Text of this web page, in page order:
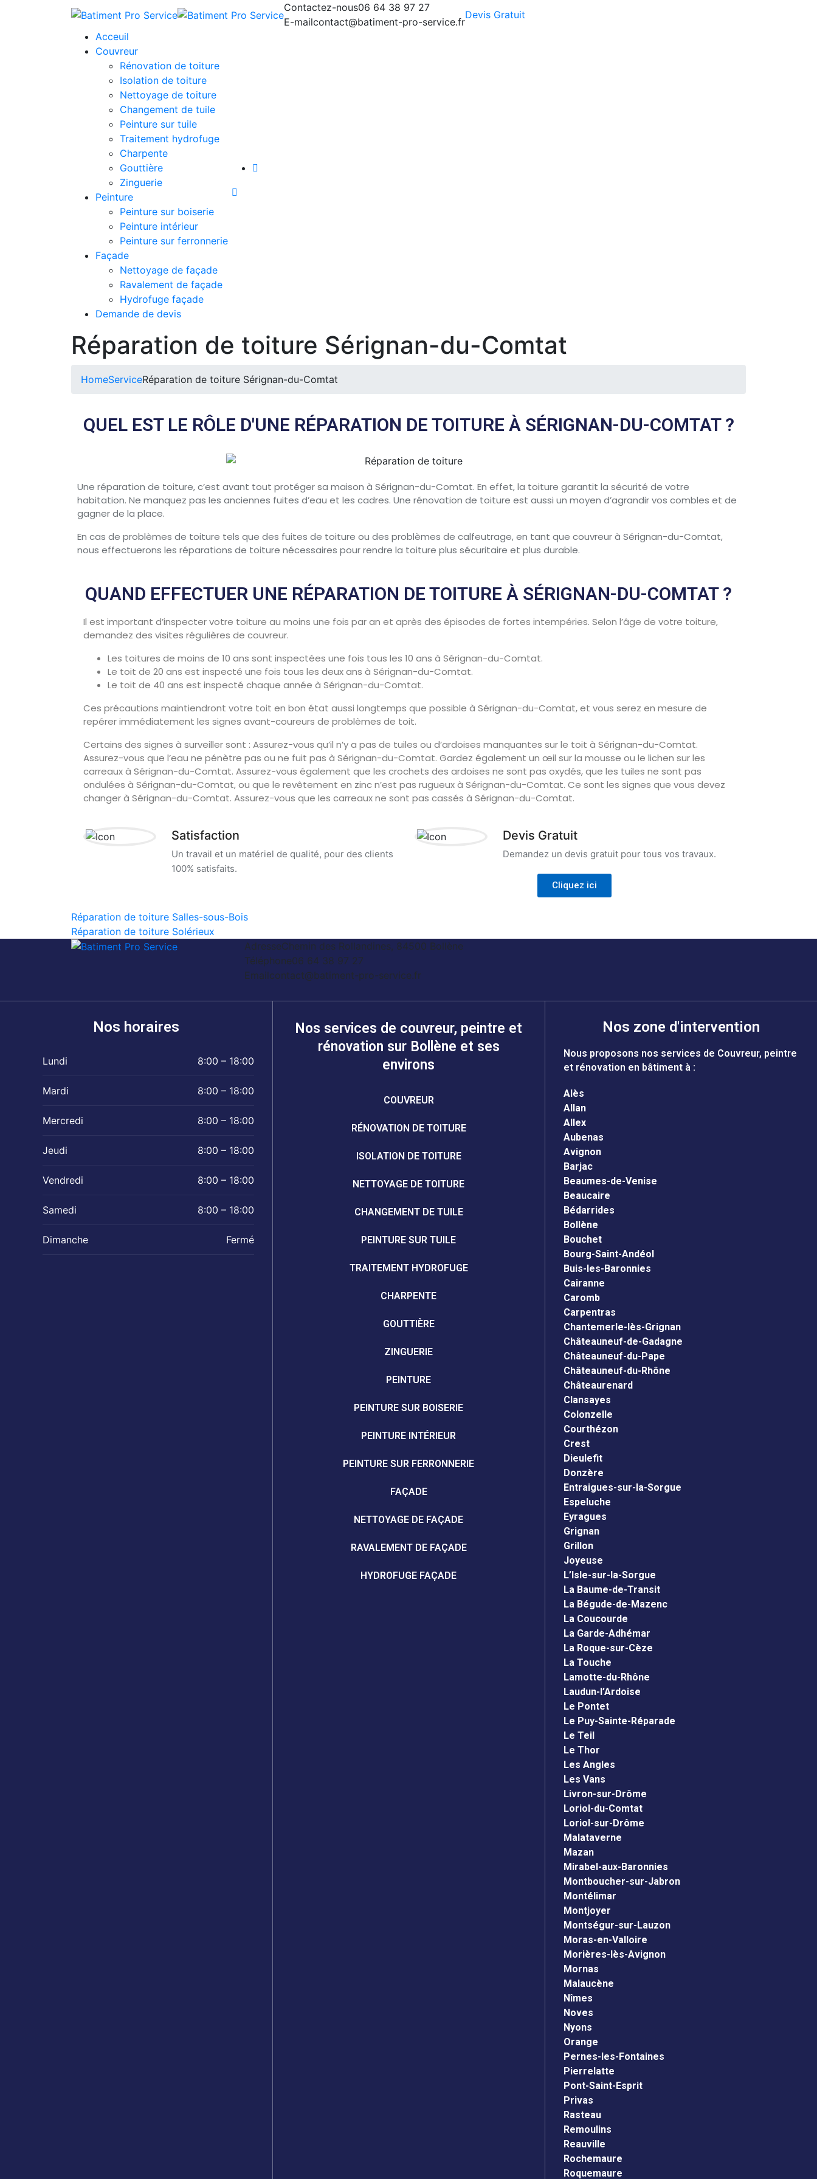
Contactez-nous06 64 38 97 27
E-mailcontact@batiment-pro-service.fr
Devis Gratuit
Acceuil
Couvreur
Rénovation de toiture
Isolation de toiture
Nettoyage de toiture
Changement de tuile
Peinture sur tuile
Traitement hydrofuge
Charpente
Gouttière
Zinguerie
Peinture
Peinture sur boiserie
Peinture intérieur
Peinture sur ferronnerie
Façade
Nettoyage de façade
Ravalement de façade
Hydrofuge façade
Demande de devis
Réparation de toiture Sérignan-du-Comtat
HomeServiceRéparation de toiture Sérignan-du-Comtat
QUEL EST LE RÔLE D'UNE RÉPARATION DE TOITURE À SÉRIGNAN-DU-COMTAT ?
Une réparation de toiture, c’est avant tout protéger sa maison à Sérignan-du-Comtat. En effet, la toiture garantit la sécurité de votre
habitation. Ne manquez pas les anciennes fuites d’eau et les cadres. Une rénovation de toiture est aussi un moyen d’agrandir vos combles et de
gagner de la place.
En cas de problèmes de toiture tels que des fuites de toiture ou des problèmes de calfeutrage, en tant que couvreur à Sérignan-du-Comtat,
nous effectuerons les réparations de toiture nécessaires pour rendre la toiture plus sécuritaire et plus durable.
QUAND EFFECTUER UNE RÉPARATION DE TOITURE À SÉRIGNAN-DU-COMTAT ?
Il est important d’inspecter votre toiture au moins une fois par an et après des épisodes de fortes intempéries. Selon l’âge de votre toiture,
demandez des visites régulières de couvreur.
Les toitures de moins de 10 ans sont inspectées une fois tous les 10 ans à Sérignan-du-Comtat.
Le toit de 20 ans est inspecté une fois tous les deux ans à Sérignan-du-Comtat.
Le toit de 40 ans est inspecté chaque année à Sérignan-du-Comtat.
Ces précautions maintiendront votre toit en bon état aussi longtemps que possible à Sérignan-du-Comtat, et vous serez en mesure de
repérer immédiatement les signes avant-coureurs de problèmes de toit.
Certains des signes à surveiller sont : Assurez-vous qu’il n’y a pas de tuiles ou d’ardoises manquantes sur le toit à Sérignan-du-Comtat.
Assurez-vous que l’eau ne pénètre pas ou ne fuit pas à Sérignan-du-Comtat. Gardez également un œil sur la mousse ou le lichen sur les
carreaux à Sérignan-du-Comtat. Assurez-vous également que les crochets des ardoises ne sont pas oxydés, que les tuiles ne sont pas
ondulées à Sérignan-du-Comtat, ou que le revêtement en zinc n’est pas rugueux à Sérignan-du-Comtat. Ce sont les signes que vous devez
changer à Sérignan-du-Comtat. Assurez-vous que les carreaux ne sont pas cassés à Sérignan-du-Comtat.
Satisfaction
Un travail et un matériel de qualité, pour des clients
100% satisfaits.
Devis Gratuit
Demandez un devis gratuit pour tous vos travaux.
Cliquez ici
Réparation de toiture Salles-sous-Bois
Réparation de toiture Solérieux
AdresseChemin des Rollandines, 84500 Bollène
Téléphone06 64 38 97 27
Emailcontact@batiment-pro-service.fr
Nos horaires
Lundi 8:00 – 18:00
Mardi 8:00 – 18:00
Mercredi 8:00 – 18:00
Jeudi 8:00 – 18:00
Vendredi 8:00 – 18:00
Samedi 8:00 – 18:00
Dimanche Fermé
Nos services de couvreur, peintre et
rénovation sur Bollène et ses
environs
COUVREUR
RÉNOVATION DE TOITURE
ISOLATION DE TOITURE
NETTOYAGE DE TOITURE
CHANGEMENT DE TUILE
PEINTURE SUR TUILE
TRAITEMENT HYDROFUGE
CHARPENTE
GOUTTIÈRE
ZINGUERIE
PEINTURE
PEINTURE SUR BOISERIE
PEINTURE INTÉRIEUR
PEINTURE SUR FERRONNERIE
FAÇADE
NETTOYAGE DE FAÇADE
RAVALEMENT DE FAÇADE
HYDROFUGE FAÇADE
Nos zone d'intervention
Nous proposons nos services de Couvreur, peintre
et rénovation en bâtiment à :
Alès
Allan
Allex
Aubenas
Avignon
Barjac
Beaumes-de-Venise
Beaucaire
Bédarrides
Bollène
Bouchet
Bourg-Saint-Andéol
Buis-les-Baronnies
Cairanne
Caromb
Carpentras
Chantemerle-lès-Grignan
Châteauneuf-de-Gadagne
Châteauneuf-du-Pape
Châteauneuf-du-Rhône
Châteaurenard
Clansayes
Colonzelle
Courthézon
Crest
Dieulefit
Donzère
Entraigues-sur-la-Sorgue
Espeluche
Eyragues
Grignan
Grillon
Joyeuse
L’Isle-sur-la-Sorgue
La Baume-de-Transit
La Bégude-de-Mazenc
La Coucourde
La Garde-Adhémar
La Roque-sur-Cèze
La Touche
Lamotte-du-Rhône
Laudun-l’Ardoise
Le Pontet
Le Puy-Sainte-Réparade
Le Teil
Le Thor
Les Angles
Les Vans
Livron-sur-Drôme
Loriol-du-Comtat
Loriol-sur-Drôme
Malataverne
Mazan
Mirabel-aux-Baronnies
Montboucher-sur-Jabron
Montélimar
Montjoyer
Montségur-sur-Lauzon
Moras-en-Valloire
Morières-lès-Avignon
Mornas
Malaucène
Nîmes
Noves
Nyons
Orange
Pernes-les-Fontaines
Pierrelatte
Pont-Saint-Esprit
Privas
Rasteau
Remoulins
Reauville
Rochemaure
Roquemaure